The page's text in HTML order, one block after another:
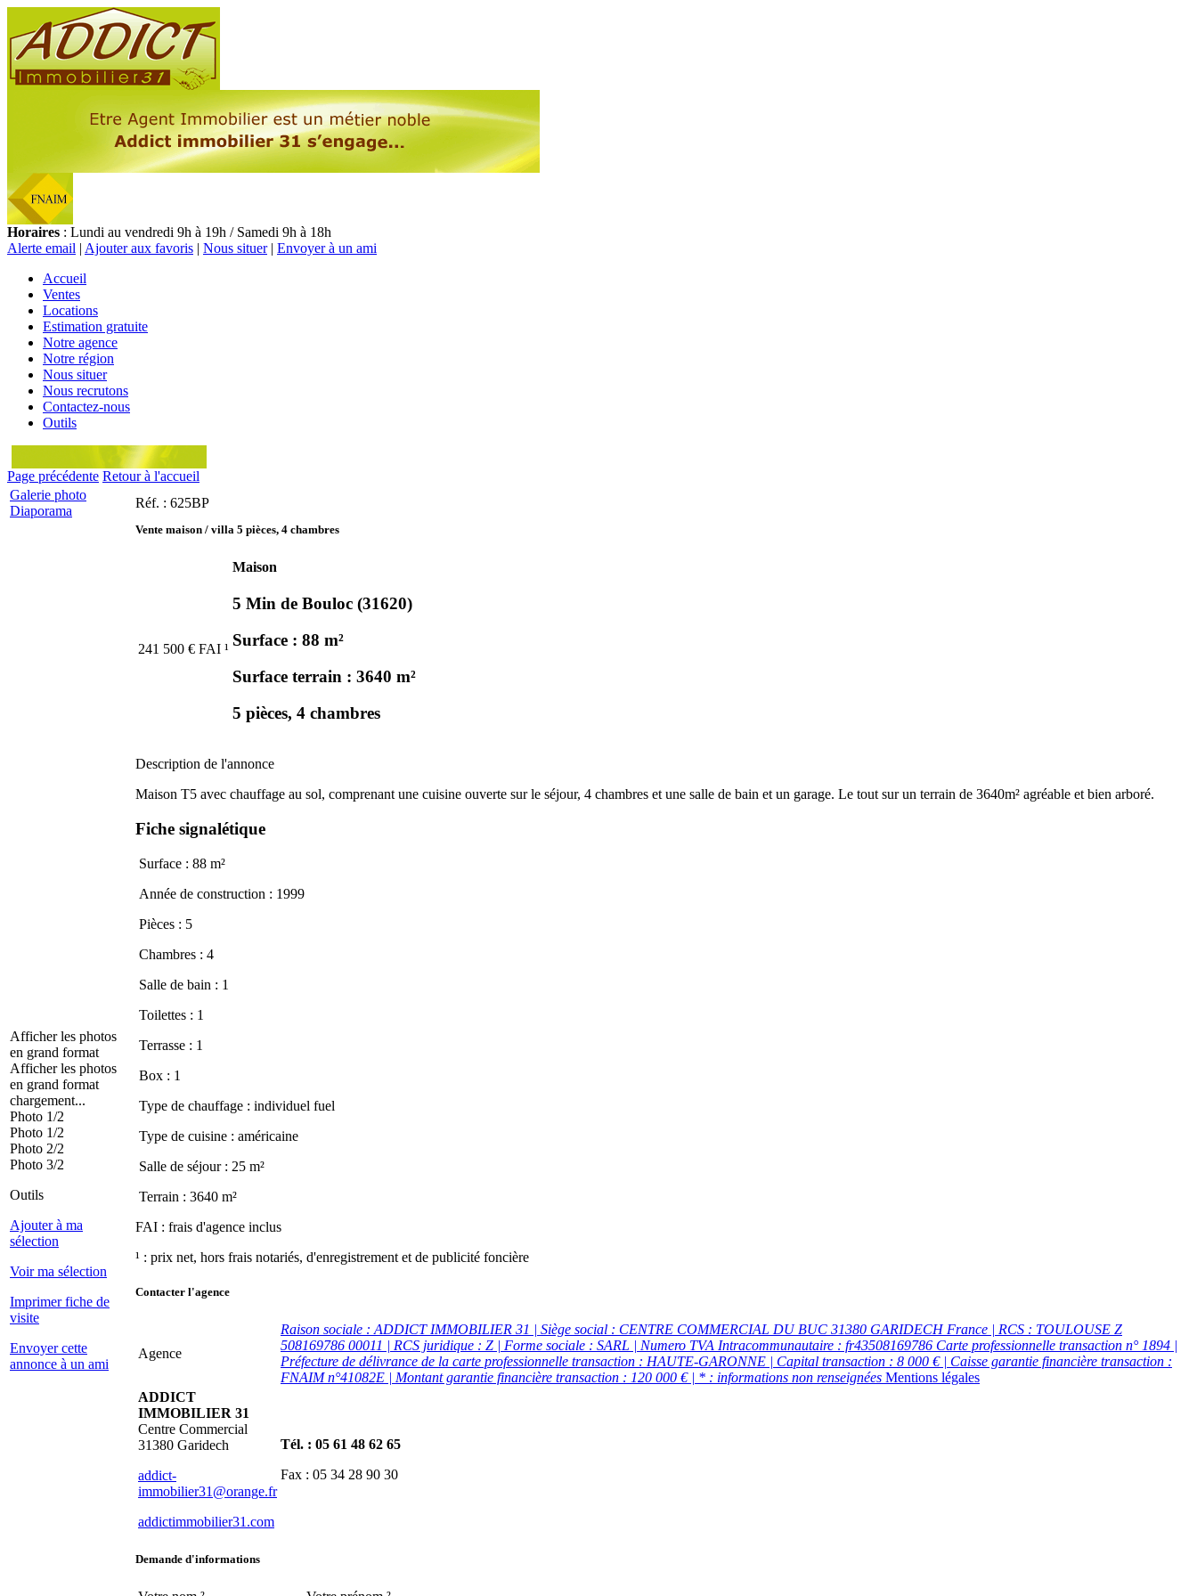
Horaires : Lundi au vendredi 9h à 19h / Samedi 9h à 18h
Alerte email | Ajouter aux favoris | Nous situer| Envoyer à un ami
Accueil
Ventes
Locations
Estimation gratuite
Notre agence
Notre région
Nous situer
Nous recrutons
Contactez-nous
Outils
Page précédente Retour à l'accueil
Galerie photo
Diaporama
Réf. : 625BP
Afficher les photos
en grand format
Afficher les photos
en grand format
chargement...
Photo 1/2
Photo 1/2
Photo 2/2
Photo 3/2
Outils
Ajouter à ma
sélection
Voir ma sélection
Imprimer fiche de
visite
Envoyer cette
annonce à un ami
Vente maison / villa 5 pièces, 4 chambres
241 500 € FAI ¹
Maison
5 Min de Bouloc (31620)
Surface : 88 m²
Surface terrain : 3640 m²
5 pièces, 4 chambres
Description de l'annonce
Maison T5 avec chauffage au sol, comprenant une cuisine ouverte sur le séjour, 4 chambres et une salle de bain et un garage. Le tout sur un terrain de 3640m² agréable et bien arboré.
Fiche signalétique
Surface : 88 m²
Année de construction : 1999
Pièces : 5
Chambres : 4
Salle de bain : 1
Toilettes : 1
Terrasse : 1
Box : 1
Type de chauffage : individuel fuel
Type de cuisine : américaine
Salle de séjour : 25 m²
Terrain : 3640 m²
FAI : frais d'agence inclus
¹ : prix net, hors frais notariés, d'enregistrement et de publicité foncière
Contacter l'agence
Agence
Raison sociale : ADDICT IMMOBILIER 31 | Siège social : CENTRE COMMERCIAL DU BUC 31380 GARIDECH France | RCS : TOULOUSE Z
508169786 00011 | RCS juridique : Z | Forme sociale : SARL | Numero TVA Intracommunautaire : fr43508169786 Carte professionnelle transaction n° 1894 |
Préfecture de délivrance de la carte professionnelle transaction : HAUTE-GARONNE | Capital transaction : 8 000 € | Caisse garantie financière transaction :
FNAIM n°41082E | Montant garantie financière transaction : 120 000 € | * : informations non renseignées Mentions légales
ADDICT
IMMOBILIER 31
Centre Commercial
31380 Garidech
addict-
immobilier31@orange.fr
addictimmobilier31.com
Tél. : 05 61 48 62 65
Fax : 05 34 28 90 30
Demande d'informations